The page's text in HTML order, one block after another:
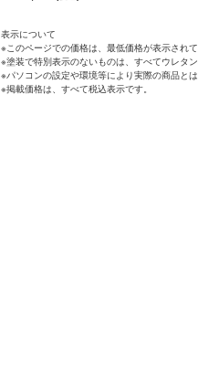
表示について
※このページでの価格は、最低価格が表示され
※塗装で特別表示のないものは、すべてウレタン
※パソコンの設定や環境等により実際の商品と
※掲載価格は、すべて税込表示です。